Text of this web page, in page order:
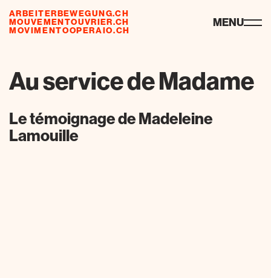
ARBEITERBEWEGUNG.CH
MOUVEMENTOUVRIER.CH
MOVIMENTOOPERAIO.CH
ressourcen MENU
Au service de Madame
Le témoignage de Madeleine
Lamouille